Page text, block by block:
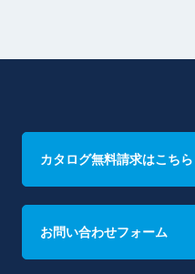
カタログ無料請求はこちら
お問い合わせフォーム